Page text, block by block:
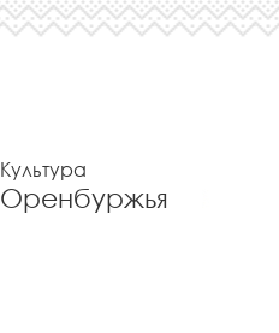
Культура
Оренбуржья